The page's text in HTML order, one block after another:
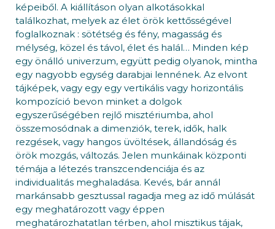
képeiből. A kiállításon olyan alkotásokkal
találkozhat, melyek az élet örök kettősségével
foglalkoznak : sötétség és fény, magasság és
mélység, közel és távol, élet és halál… Minden kép
egy önálló univerzum, együtt pedig olyanok, mintha
egy nagyobb egység darabjai lennének. Az elvont
tájképek, vagy egy egy vertikális vagy horizontális
kompozíció bevon minket a dolgok
egyszerűségében rejlő misztériumba, ahol
összemosódnak a dimenziók, terek, idők, halk
rezgések, vagy hangos üvöltések, állandóság és
örök mozgás, változás. Jelen munkáinak központi
témája a létezés transzcendenciája és az
individualitás meghaladása. Kevés, bár annál
markánsabb gesztussal ragadja meg az idő múlását
egy meghatározott vagy éppen
meghatározhatatlan térben, ahol misztikus tájak,